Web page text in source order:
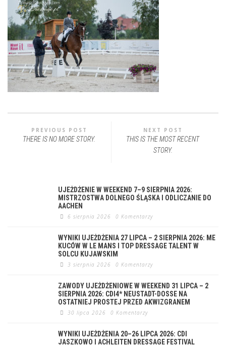
PREVIOUS POST
THERE IS NO MORE STORY.
NEXT POST
THIS IS THE MOST RECENT
STORY.
UJEŻDŻENIE W WEEKEND 7–9 SIERPNIA 2026:
MISTRZOSTWA DOLNEGO ŚLĄSKA I ODLICZANIE DO
AACHEN
6 sierpnia 2026 0 Komentarzy
WYNIKI UJEŻDŻENIA 27 LIPCA – 2 SIERPNIA 2026: ME
KUCÓW W LE MANS I TOP DRESSAGE TALENT W
SOLCU KUJAWSKIM
3 sierpnia 2026 0 Komentarzy
ZAWODY UJEŻDŻENIOWE W WEEKEND 31 LIPCA – 2
SIERPNIA 2026: CDI4* NEUSTADT-DOSSE NA
OSTATNIEJ PROSTEJ PRZED AKWIZGRANEM
30 lipca 2026 0 Komentarzy
WYNIKI UJEŻDŻENIA 20–26 LIPCA 2026: CDI
JASZKOWO I ACHLEITEN DRESSAGE FESTIVAL